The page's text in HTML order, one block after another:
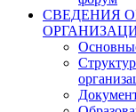
СВЕДЕНИЯ